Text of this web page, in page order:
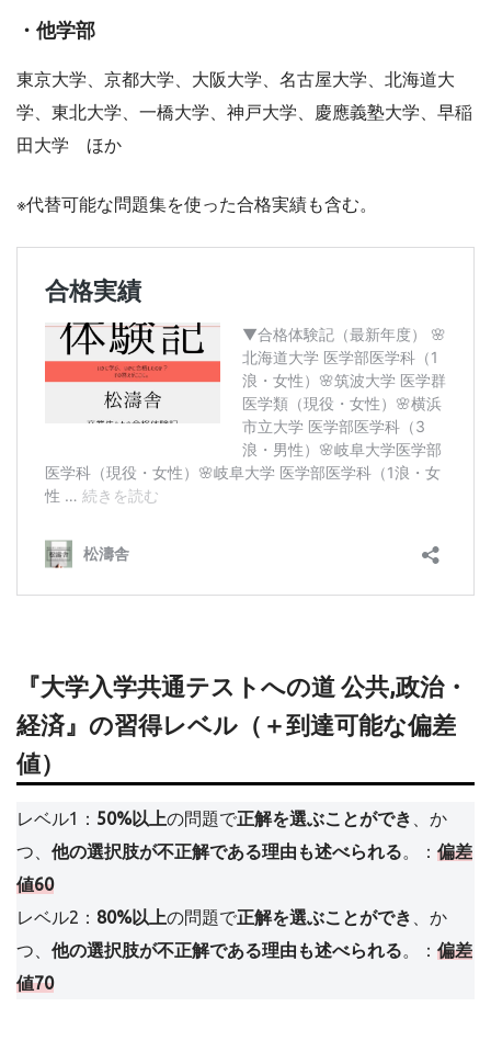
・他学部
東京大学、京都大学、大阪大学、名古屋大学、北海道大
学、東北大学、一橋大学、神戸大学、慶應義塾大学、早稲
田大学 ほか
※代替可能な問題集を使った合格実績も含む。
『大学入学共通テストへの道 公共,政治・
経済』の習得レベル（＋到達可能な偏差
値）
レベル1： 50%以上の問題で正解を選ぶことができ
、か
つ、 他の選択肢が不正解である理由も述べられる。： 偏差
値60
レベル2： 80%以上の問題で正解を選ぶことができ
、か
つ、 他の選択肢が不正解である理由も述べられる。： 偏差
値70